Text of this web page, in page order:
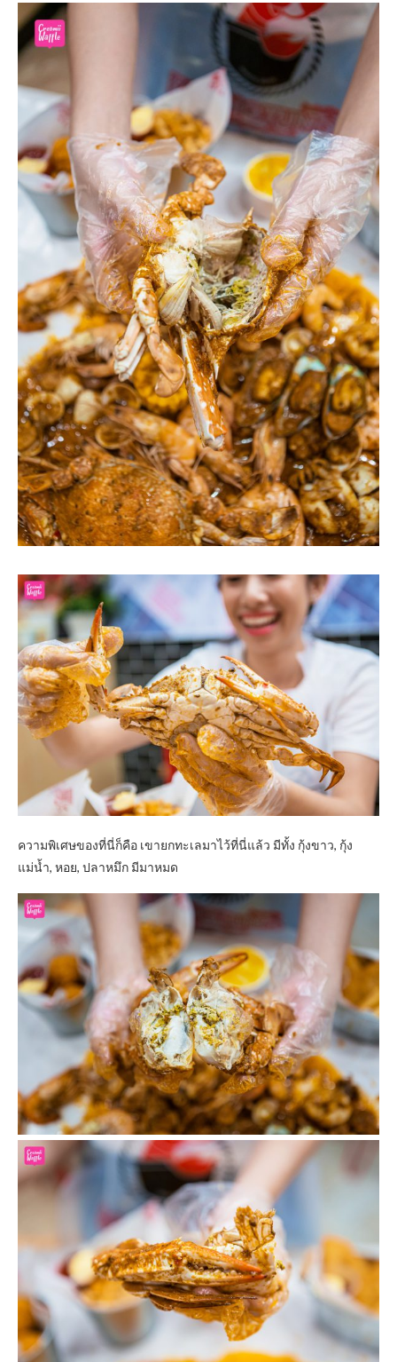
ความพิเศษของที่นี่ก็คือ เขายกทะเลมาไว้ที่นี่แล้ว มีทั้ง กุ้งขาว, กุ้ง
แม่น้ำ, หอย, ปลาหมึก มีมาหมด